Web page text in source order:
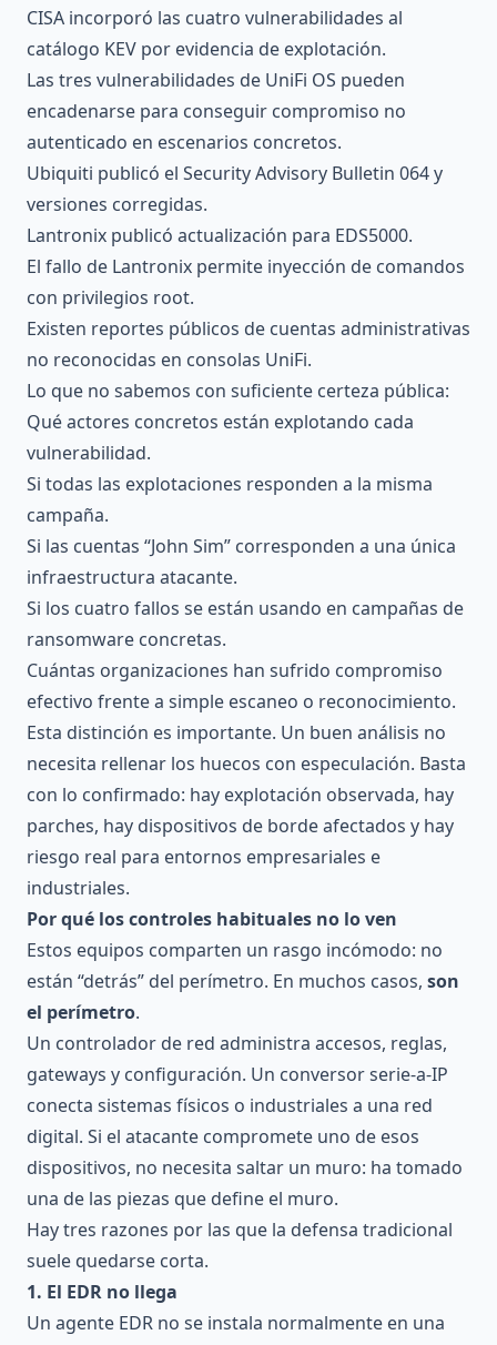
CISA incorporó las cuatro vulnerabilidades al
catálogo KEV por evidencia de explotación.
Las tres vulnerabilidades de UniFi OS pueden
encadenarse para conseguir compromiso no
autenticado en escenarios concretos.
Ubiquiti publicó el Security Advisory Bulletin 064 y
versiones corregidas.
Lantronix publicó actualización para EDS5000.
El fallo de Lantronix permite inyección de comandos
con privilegios root.
Existen reportes públicos de cuentas administrativas
no reconocidas en consolas UniFi.
Lo que no sabemos con suficiente certeza pública:
Qué actores concretos están explotando cada
vulnerabilidad.
Si todas las explotaciones responden a la misma
campaña.
Si las cuentas “John Sim” corresponden a una única
infraestructura atacante.
Si los cuatro fallos se están usando en campañas de
ransomware concretas.
Cuántas organizaciones han sufrido compromiso
efectivo frente a simple escaneo o reconocimiento.
Esta distinción es importante. Un buen análisis no
necesita rellenar los huecos con especulación. Basta
con lo confirmado: hay explotación observada, hay
parches, hay dispositivos de borde afectados y hay
riesgo real para entornos empresariales e
industriales.
Por qué los controles habituales no lo ven
Estos equipos comparten un rasgo incómodo: no
están “detrás” del perímetro. En muchos casos, son
el perímetro.
Un controlador de red administra accesos, reglas,
gateways y configuración. Un conversor serie-a-IP
conecta sistemas físicos o industriales a una red
digital. Si el atacante compromete uno de esos
dispositivos, no necesita saltar un muro: ha tomado
una de las piezas que define el muro.
Hay tres razones por las que la defensa tradicional
suele quedarse corta.
1. El EDR no llega
Un agente EDR no se instala normalmente en una